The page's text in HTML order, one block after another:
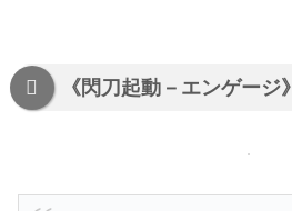
《閃刀起動－エンゲージ》